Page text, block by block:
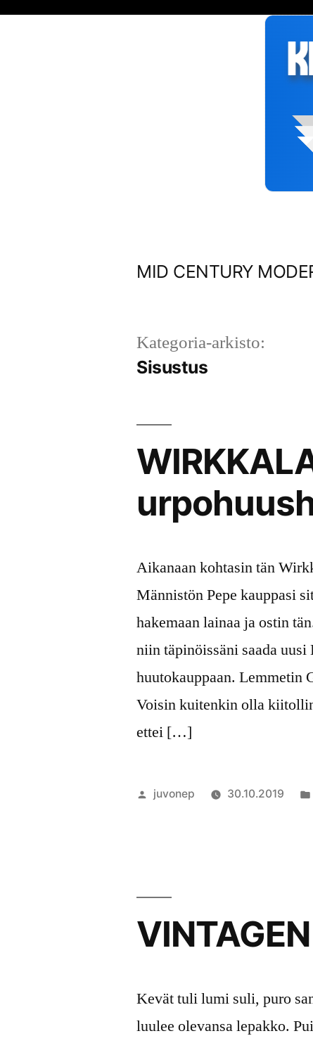
MID CENTURY
Kategoria-arkisto:
Sisustus
Aikanaan kohtasin tän
Männistön Pepe kauppasi
hakemaan lainaa ja ostin
niin täpinöissäni saada
huutokauppaan. Lemmetin
Voisin kuitenkin olla
ettei […]
Artikkelin
juvonep 30.10.2019
Kevät tuli lumi suli, puro
luulee olevansa lepakko.